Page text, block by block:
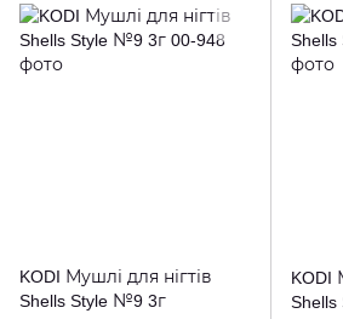
KODI Мушлі для нігтів
Shells Style №9 3г
KODI